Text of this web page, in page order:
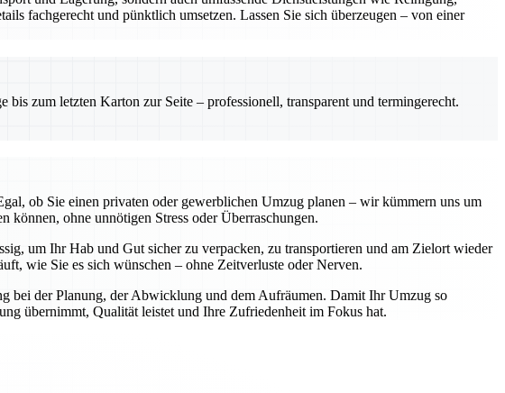
fachgerecht und pünktlich umsetzen. Lassen Sie sich überzeugen – von einer
bis zum letzten Karton zur Seite – professionell, transparent und termingerecht.
ob Sie einen privaten oder gewerblichen Umzug planen – wir kümmern uns um
können, ohne unnötigen Stress oder Überraschungen.
um Ihr Hab und Gut sicher zu verpacken, zu transportieren und am Zielort wieder
wie Sie es sich wünschen – ohne Zeitverluste oder Nerven.
bei der Planung, der Abwicklung und dem Aufräumen. Damit Ihr Umzug so
übernimmt, Qualität leistet und Ihre Zufriedenheit im Fokus hat.